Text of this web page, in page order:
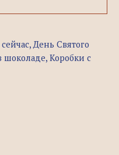
, День Святого
шоколаде, Коробки c